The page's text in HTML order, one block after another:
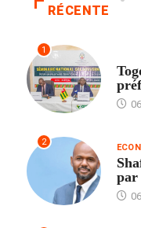
RÉCENTE
1
2
par